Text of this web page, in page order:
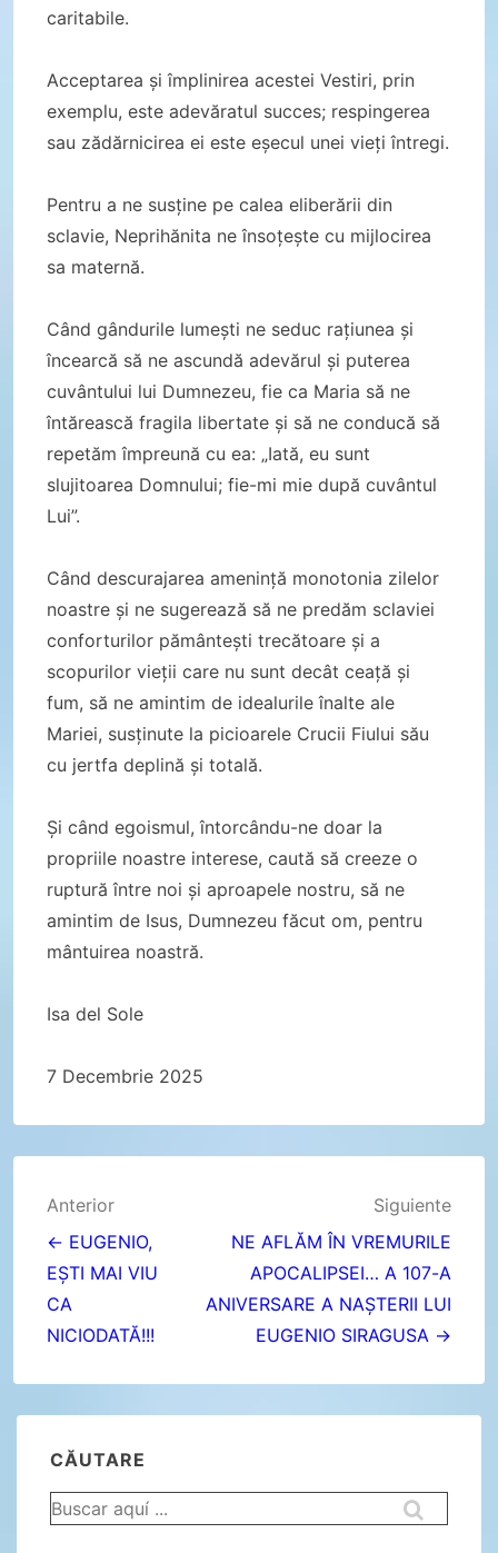
caritabile.
Acceptarea și împlinirea acestei Vestiri, prin
exemplu, este adevăratul succes; respingerea
sau zădărnicirea ei este eșecul unei vieți întregi.
Pentru a ne susține pe calea eliberării din
sclavie, Neprihănita ne însoțește cu mijlocirea
sa maternă.
Când gândurile lumești ne seduc rațiunea și
încearcă să ne ascundă adevărul și puterea
cuvântului lui Dumnezeu, fie ca Maria să ne
întărească fragila libertate și să ne conducă să
repetăm împreună cu ea: „Iată, eu sunt
slujitoarea Domnului; fie-mi mie după cuvântul
Lui”.
Când descurajarea amenință monotonia zilelor
noastre și ne sugerează să ne predăm sclaviei
conforturilor pământești trecătoare și a
scopurilor vieții care nu sunt decât ceață și
fum, să ne amintim de idealurile înalte ale
Mariei, susținute la picioarele Crucii Fiului său
cu jertfa deplină și totală.
Și când egoismul, întorcându-ne doar la
propriile noastre interese, caută să creeze o
ruptură între noi și aproapele nostru, să ne
amintim de Isus, Dumnezeu făcut om, pentru
mântuirea noastră.
Isa del Sole
7 Decembrie 2025
Navegación
de
entradas
Anterior
← EUGENIO,
EȘTI MAI VIU
CA
NICIODATĂ!!!
Siguiente
NE AFLĂM ÎN VREMURILE
APOCALIPSEI… A 107-A
ANIVERSARE A NAȘTERII LUI
EUGENIO SIRAGUSA →
CĂUTARE
Buscar
por: